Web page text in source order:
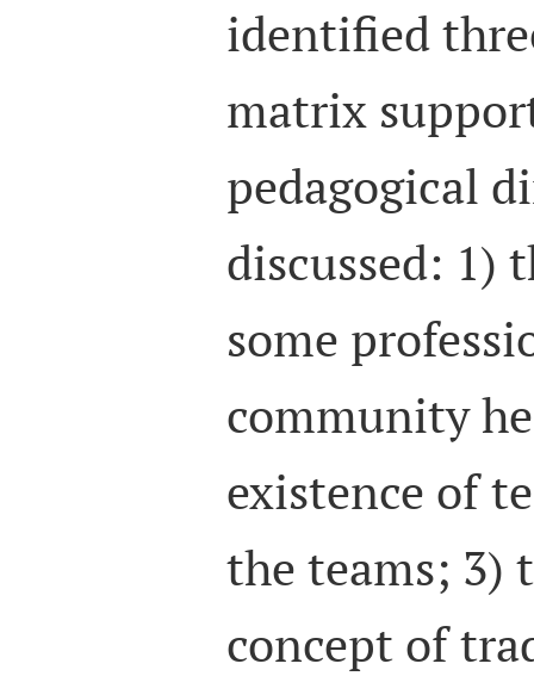
identified
matrix
pedagogical
discussed: 1)
some
community
existence of
the teams; 3)
concept of